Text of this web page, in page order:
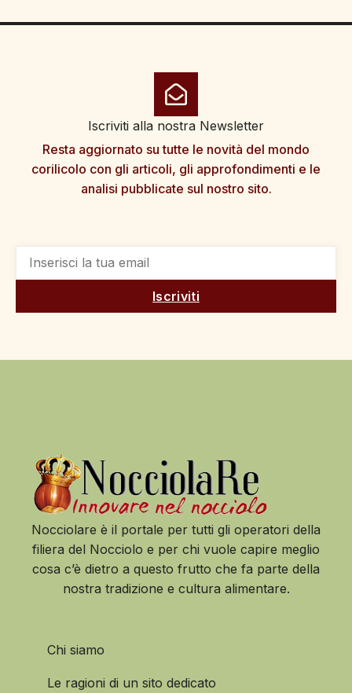
Iscriviti alla nostra Newsletter
Resta aggiornato su tutte le novità del mondo
corilicolo con gli articoli, gli approfondimenti e le
analisi pubblicate sul nostro sito.
Iscriviti
Nocciolare è il portale per tutti gli operatori della
filiera del Nocciolo e per chi vuole capire meglio
cosa c’è dietro a questo frutto che fa parte della
nostra tradizione e cultura alimentare.
Chi siamo
Le ragioni di un sito dedicato